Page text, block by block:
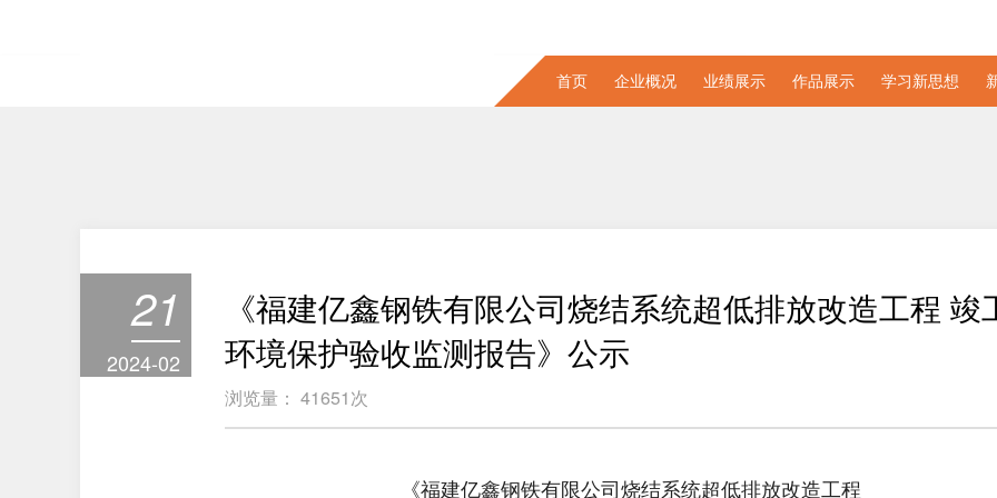
首页 企业概况 业绩展示 作品展示 学习新思想
21
2024-02
《福建亿鑫钢铁有限公司烧结系统超低排放改造工程 竣
环境保护验收监测报告》公示
浏览量： 41651次
《福建亿鑫钢铁有限公司烧结系统超低排放改造工程